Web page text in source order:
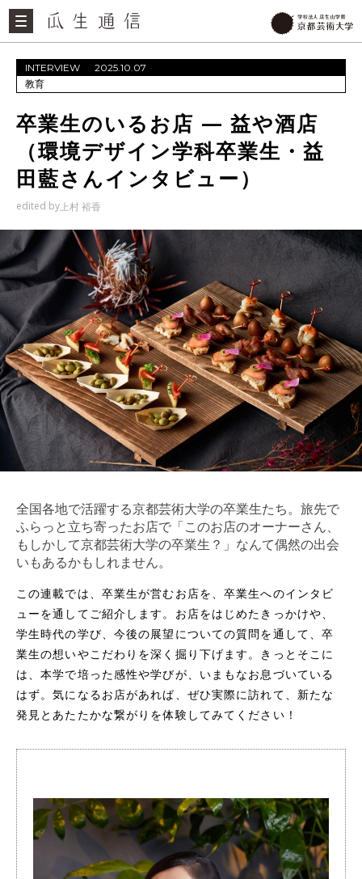
INTERVIEW 2025.10.07
教育
卒業生のいるお店 — 益や酒店
（環境デザイン学科卒業生・益
田藍さんインタビュー）
edited by 上村 裕香
全国各地で活躍する京都芸術大学の卒業生たち。旅先で
ふらっと立ち寄ったお店で「このお店のオーナーさん、
もしかして京都芸術大学の卒業生？」なんて偶然の出会
いもあるかもしれません。
この連載では、卒業生が営むお店を、卒業生へのインタビ
ューを通してご紹介します。お店をはじめたきっかけや、
学生時代の学び、今後の展望についての質問を通して、卒
業生の想いやこだわりを深く掘り下げます。きっとそこに
は、本学で培った感性や学びが、いまもなお息づいている
はず。気になるお店があれば、ぜひ実際に訪れて、新たな
発見とあたたかな繋がりを体験してみてください！